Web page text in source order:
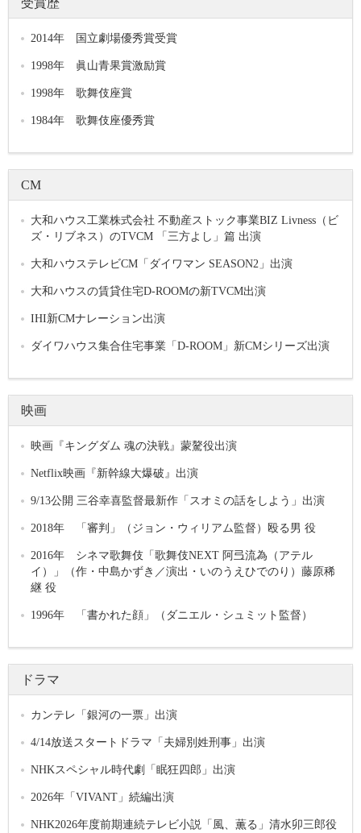
2014年 国立劇場優秀賞受賞
1998年 眞山青果賞激励賞
1998年 歌舞伎座賞
1984年 歌舞伎座優秀賞
CM
大和ハウス工業株式会社 不動産ストック事業BIZ Livness（ビ
ズ・リブネス）のTVCM 「三方よし」篇 出演
大和ハウステレビCM「ダイワマン SEASON2」出演
大和ハウスの賃貸住宅D-ROOMの新TVCM出演
IHI新CMナレーション出演
ダイワハウス集合住宅事業「D-ROOM」新CMシリーズ出演
映画
映画『キングダム 魂の決戦』蒙驁役出演
Netflix映画『新幹線大爆破』出演
9/13公開 三谷幸喜監督最新作「スオミの話をしよう」出演
2018年 「審判」（ジョン・ウィリアム監督）殴る男 役
2016年 シネマ歌舞伎「歌舞伎NEXT 阿弖流為（アテル
イ）」（作・中島かずき／演出・いのうえひでのり）藤原稀
継 役
1996年 「書かれた顔」（ダニエル・シュミット監督）
ドラマ
カンテレ「銀河の一票」出演
4/14放送スタートドラマ「夫婦別姓刑事」出演
NHKスペシャル時代劇「眠狂四郎」出演
2026年「VIVANT」続編出演
NHK2026年度前期連続テレビ小説「風、薫る」清水卯三郎役